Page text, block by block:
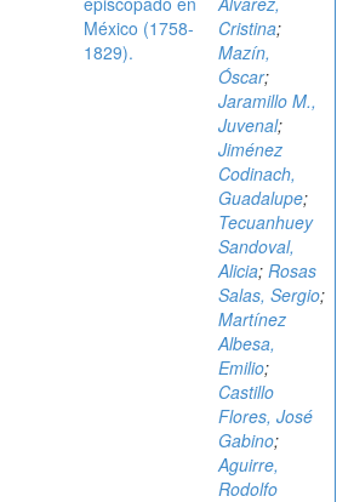
México (1758-
1829).
Cristina;
Mazín,
Óscar;
Jaramillo M.,
Juvenal;
Jiménez
Codinach,
Guadalupe;
Tecuanhuey
Sandoval,
Alicia; Rosas
Salas, Sergio;
Martínez
Albesa,
Emilio;
Castillo
Flores, José
Gabino;
Aguirre,
Rodolfo